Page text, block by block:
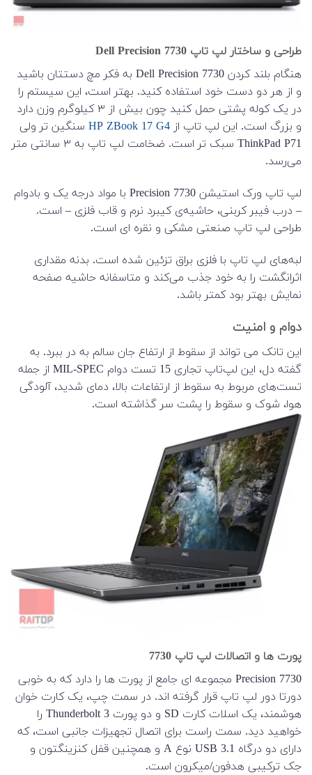
طراحی و ساختار لپ تاپ Dell Precision 7730
هنگام بلند کردن Dell Precision 7730 به فکر مچ دستتان باشید
و از هر دو دست خود استفاده کنید. بهتر است، این سیستم را
در یک کوله پشتی حمل کنید چون بیش از ۳ کیلوگرم وزن دارد
و بزرگ است. این لپ تاپ از HP ZBook 17 G4 سنگین تر ولی
ThinkPad P71 سبک تر است. ضخامت لپ تاپ به ۳ سانتی متر
می‌رسد.
لپ تاپ ورک استیشن Precision 7730 با مواد درجه یک و بادوام
– درب فیبر کربنی، حاشیه‌ی کیبرد نرم و قاب فلزی – است.
طراحی لپ تاپ صنعتی مشکی و نقره ای است.
لبه‌های لپ تاپ با فلزی براق تزئین شده است. بدنه مقداری
اثرانگشت را به خود جذب می‌کند و متاسفانه حاشیه صفحه
نمایش بهتر بود کمتر باشد.
دوام و امنیت
این تانک می تواند از سقوط از ارتفاع جان سالم به در ببرد. به
گفته دل، این لپ‌تاپ تجاری 15 تست دوام MIL-SPEC از جمله
تست‌های مربوط به سقوط از ارتفاعات بالا، دمای شدید، آلودگی
هوا، شوک و سقوط را پشت سر گذاشته است.
پورت ها و اتصالات لپ تاپ 7730
Precision 7730 مجموعه ای جامع از پورت ها را دارد که به خوبی
دورتا دور لپ تاپ قرار گرفته اند. در سمت چپ، یک کارت خوان
هوشمند، یک اسلات کارت SD و دو پورت Thunderbolt 3 را
خواهید دید. سمت راست برای اتصال تجهیزات جانبی است، که
دارای دو درگاه USB 3.1 نوع A و همچنین قفل کنزینگتون و
جک ترکیبی هدفون/میکرون است.